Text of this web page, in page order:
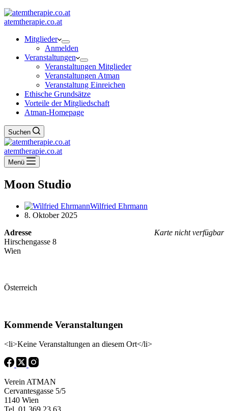
atemtherapie.co.at
Mitglieder
Anmelden
Veranstaltungen
Veranstaltungen Mitglieder
Veranstaltungen Atman
Veranstaltung Einreichen
Ethische Grundsätze
Vorteile der Mitgliedschaft
Atman-Homepage
Suchen
atemtherapie.co.at
Menü
Moon Studio
Wilfried Ehrmann
8. Oktober 2025
Karte nicht verfügbar
Adresse
Hirschengasse 8
Wien
Österreich
Kommende Veranstaltungen
<li>Keine Veranstaltungen an diesem Ort</li>
Verein ATMAN
Cervantesgasse 5/5
1140 Wien